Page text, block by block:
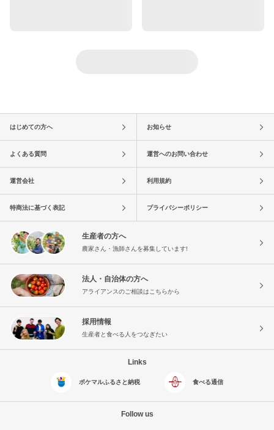
はじめての方へ お知らせ
よくある質問 運営へのお問い合わせ
運営会社 利用規約
特商法に基づく表記 プライバシーポリシー
生産者の方へ
農家さん・漁師さんを募集しています!
法人・自治体の方へ
アライアンスのご相談はこちらから
採用情報
生産者と食べる人をつなぎたい
Links
ポケマルふるさと納税 食べる通信
Follow us